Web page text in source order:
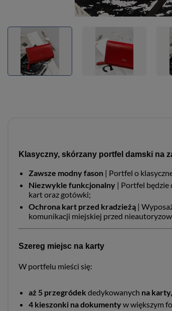
Klasyczny, skórzany portfel damski na
Zawsze modny fason | Portfel o
Niezwykle funkcjonalny | Portfel będzie
kart oraz gotówki;
Ochrona kart przed kradzieżą |
komunikacji miejskiej przed
Szereg miejsc na karty
W portfelu mieści się:
aż 5 przegródek dedykowanych na
4 kieszonki na dokumentyw większym